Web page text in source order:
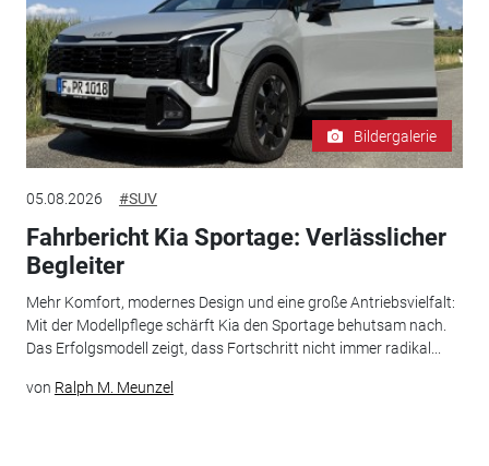
Bildergalerie
05.08.2026 #SUV
Fahrbericht Kia Sportage: Verlässlicher
Begleiter
Mehr Komfort, modernes Design und eine große Antriebsvielfalt:
Mit der Modellpflege schärft Kia den Sportage behutsam nach.
Das Erfolgsmodell zeigt, dass Fortschritt nicht immer radikal...
von Ralph M. Meunzel